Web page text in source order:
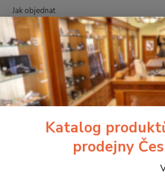
Jak objednat
Úvod Oblečení Kalhoty Helikon UTP
Kalhoty Helikon
Katalog
prodejny